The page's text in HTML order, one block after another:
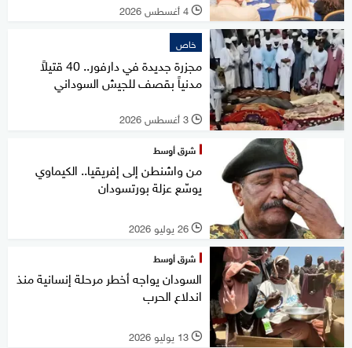
l 4 أغسطس 2026
خاص
مجزرة جديدة في دارفور.. 40 قتيلاً
مدنياً بقصف للجيش السوداني
l 3 أغسطس 2026
شرق أوسط
من واشنطن إلى إفريقيا.. الكيماوي
يوسّع عزلة بورتسودان
l 26 يوليو 2026
شرق أوسط
السودان يواجه أخطر مرحلة إنسانية منذ
اندلاع الحرب
l 13 يوليو 2026